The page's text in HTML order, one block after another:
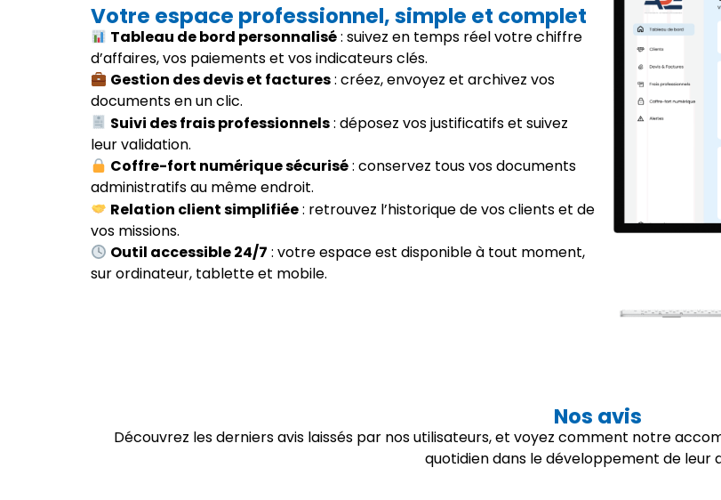
Votre espace professionnel, simple et complet
Tableau de bord personnalisé: suivez en temps réel votre chiffre
d’affaires, vos paiements et vos indicateurs clés.
Gestion des devis et factures: créez, envoyez et archivez vos
documents en un clic.
Suivi des frais professionnels: déposez vos justificatifs et suivez
leur validation.
Coffre-fort numérique sécurisé: conservez tous vos documents
administratifs au même endroit.
Relation client simplifiée: retrouvez l’historique de vos clients et de
vos missions.
Outil accessible 24/7 : votre espace est disponible à tout moment,
sur ordinateur, tablette et mobile.
Nos avis
Découvrez les derniers avis laissés par nos utilisateurs, et voyez comment notre
quotidien dans le développement de leur